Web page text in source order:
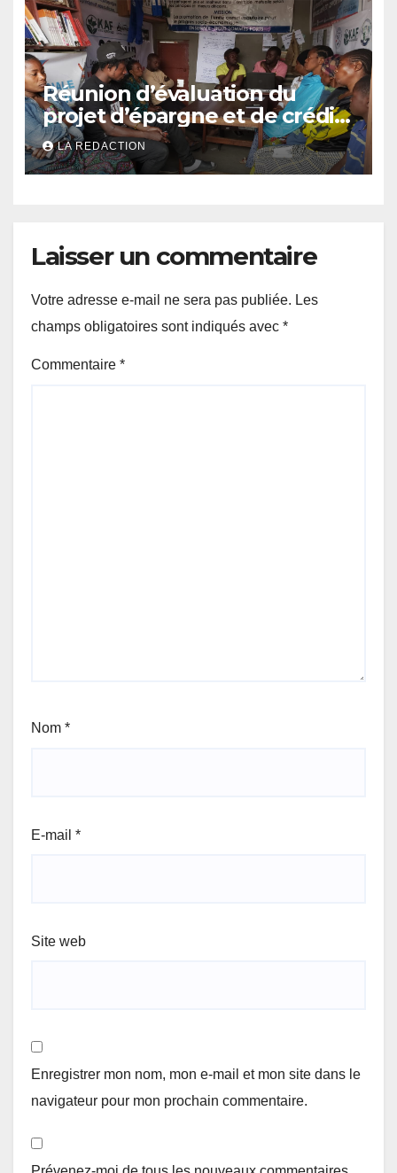
Réunion d’évaluation du
projet d’épargne et de crédit
de JIRANI MSAADA Asbl : des
résultats encourageants et
une expansion annoncée
LA REDACTION
Laisser un commentaire
Votre adresse e-mail ne sera pas publiée. Les
champs obligatoires sont indiqués avec *
Commentaire *
Nom *
E-mail *
Site web
Enregistrer mon nom, mon e-mail et mon site dans le
navigateur pour mon prochain commentaire.